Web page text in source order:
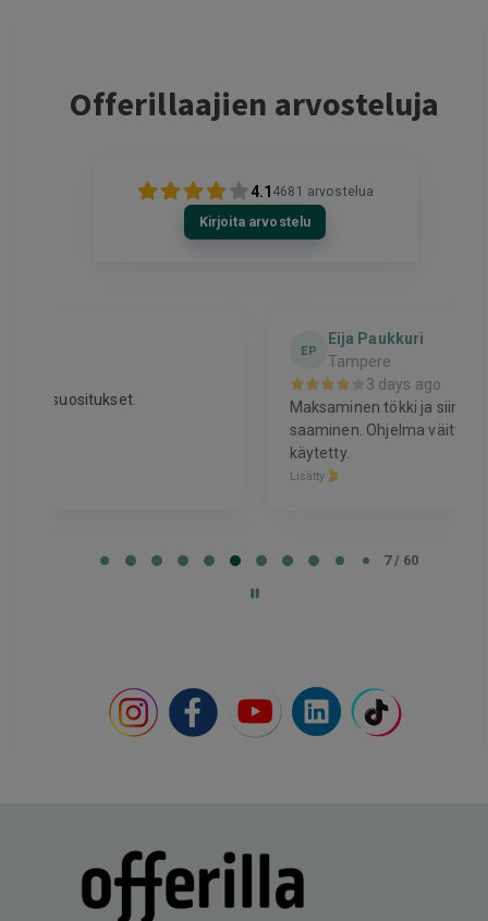
Offerillaajien arvosteluja
4.1 4681 arvostelua
Kirjoita arvostelu
Maksaminen tökki ja siinä alennuksen
saaminen. Ohjelma väitti, että alennus oli jo
7 / 60